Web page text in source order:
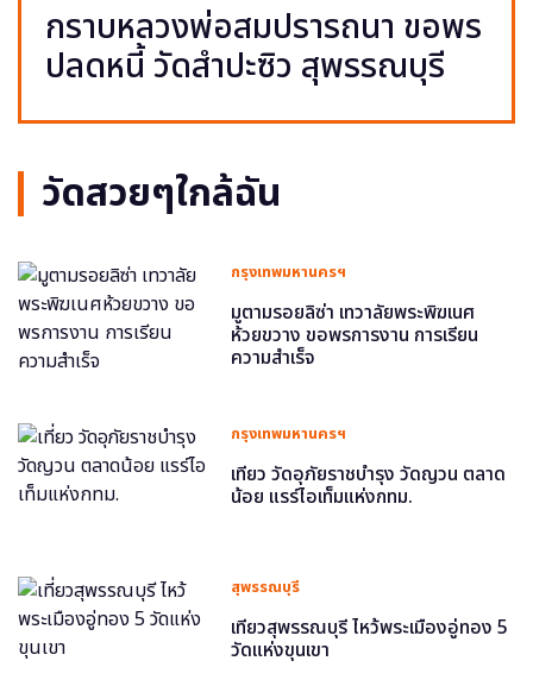
กราบหลวงพ่อสมปรารถนา ขอพร
ปลดหนี้ วัดสำปะซิว สุพรรณบุรี
วัดสวยๆใกล้ฉัน
กรุงเทพมหานครฯ
มูตามรอยลิซ่า เทวาลัยพระพิฆเนศ
ห้วยขวาง ขอพรการงาน การเรียน
ความสำเร็จ
กรุงเทพมหานครฯ
เที่ยว วัดอุภัยราชบำรุง วัดญวน ตลาด
น้อย แรร์ไอเท็มแห่งกทม.
สุพรรณบุรี
เที่ยวสุพรรณบุรี ไหว้พระเมืองอู่ทอง 5
วัดแห่งขุนเขา